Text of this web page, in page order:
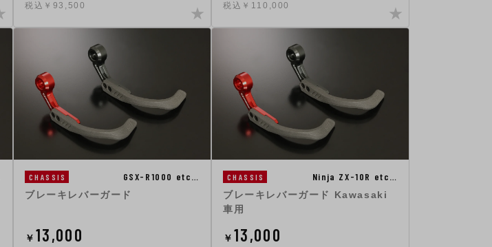
税込￥93,500 税込￥110,000
CHASSIS GSX-R1000 etc…
ブレーキレバーガード
￥ 13,000
CHASSIS Ninja ZX-10R etc…
ブレーキレバーガード Kawasaki
車用
￥ 13,000